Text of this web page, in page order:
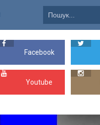
Facebook
Youtube